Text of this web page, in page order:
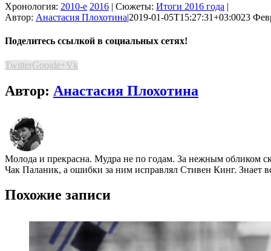
Хронология: 2010-е 2016 | Сюжеты: Итоги 2016 года |
Автор: Анастасия Плохотина|2019-01-05T15:27:31+03:0023
Поделитесь ссылкой в социальных сетях!
TwitterGoogle+Vk
Автор: Анастасия Плохотина
Молода и прекрасна. Мудра не по годам. За нежным обликом
Чак Паланик, а ошибки за ним исправлял Стивен Кинг. Знает
Похожие записи